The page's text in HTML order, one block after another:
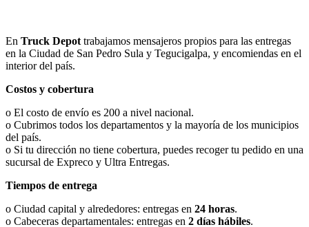
En Truck Depot trabajamos mensajeros propios para las entregas
en la Ciudad de San Pedro Sula y Tegucigalpa, y encomiendas en el
interior del país.
Costos y cobertura
o El costo de envío es 200 a nivel nacional.
o Cubrimos todos los departamentos y la mayoría de los municipios
del país.
o Si tu dirección no tiene cobertura, puedes recoger tu pedido en una
sucursal de Expreco y Ultra Entregas.
Tiempos de entrega
o Ciudad capital y alrededores: entregas en 24 horas.
o Cabeceras departamentales: entregas en 2 días hábiles.